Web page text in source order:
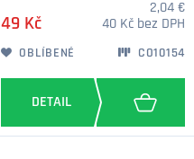
49 Kč
2,04 €
40 Kč bez DPH
OBLÍBENÉ CO10154